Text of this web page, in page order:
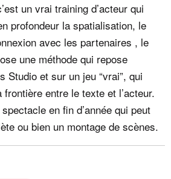
un vrai training d’acteur qui
profondeur la spatialisation, le
avec les partenaires , le
une méthode qui repose
Studio et sur un jeu “vrai”, qui
entre le texte et l’acteur.
en fin d’année qui peut
ou bien un montage de scènes.